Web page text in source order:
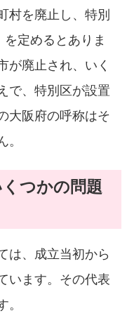
村を廃止し、特別
定めるとありま
が廃止され、いく
で、特別区が設置
大阪府の呼称はそ
くつかの問題
は、成立当初から
います。その代表